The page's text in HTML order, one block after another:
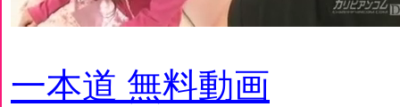
一本道 無料動画